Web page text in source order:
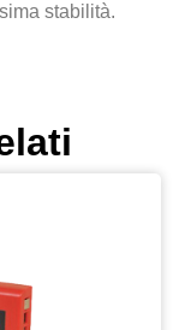
stabilità.